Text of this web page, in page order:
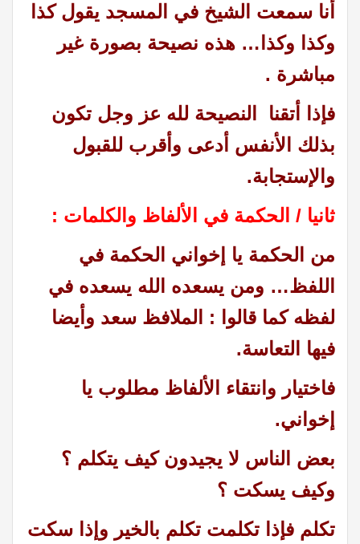
أنا سمعت الشيخ في المسجد يقول كذا
وكذا وكذا… هذه نصيحة بصورة غير
مباشرة .
فإذا أتقنا النصيحة لله عز وجل تكون
بذلك الأنفس أدعى وأقرب للقبول
والإستجابة.
ثانيا / الحكمة في الألفاظ والكلمات :
من الحكمة يا إخواني الحكمة في
اللفظ… ومن يسعده الله يسعده في
لفظه كما قالوا : الملافظ سعد وأيضا
فيها التعاسة.
فاختيار وانتقاء الألفاظ مطلوب يا
إخواني.
بعض الناس لا يجيدون كيف يتكلم ؟
وكيف يسكت ؟
تكلم فإذا تكلمت تكلم بالخير وإذا سكت